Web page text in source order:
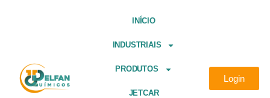
INÍCIO
INDUSTRIAIS
PRODUTOS
JETCAR
Login